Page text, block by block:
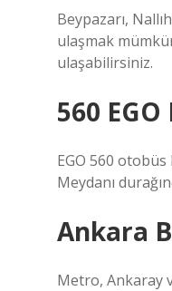
Beypazarı,
ulaşmak
ulaşabilirsiniz.
560
EGO 560 otobüs
Meydanı
Ankara
Metro, Ankaray